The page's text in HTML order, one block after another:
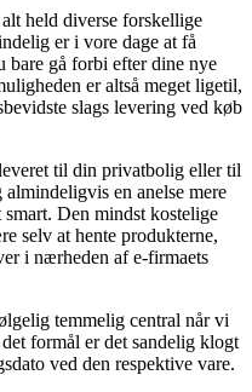
held diverse forskellige
er i vore dage at få
bare gå forbi efter dine nye
er altså meget ligetil,
slags levering ved køb
til din privatbolig eller til
en anelse mere
smart. Den mindst kostelige
selv at hente produkterne,
i nærheden af e-firmaets
temmelig central når vi
formål er det sandelig klogt
ved den respektive vare.